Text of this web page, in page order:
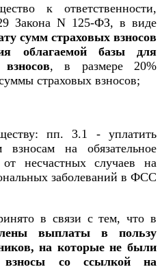
к ответственности,
Закона N 125-ФЗ, в виде
сумм страховых взносов
облагаемой базы для
, в размере 20%
страховых взносов;
пп. 3.1 - уплатить
на обязательное
от несчастных случаев на
заболеваний в ФСС
в связи с тем, что в
выплаты в пользу
на которые не были
взносы со ссылкой на